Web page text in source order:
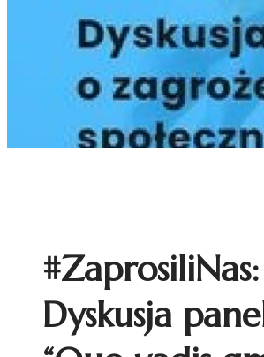
#ZaprosiliNas:
Dyskusja